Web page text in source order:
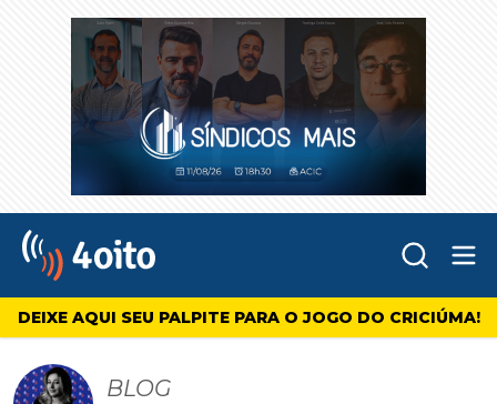
4oito
DEIXE AQUI SEU PALPITE PARA O JOGO DO CRICIÚMA!
BLOG